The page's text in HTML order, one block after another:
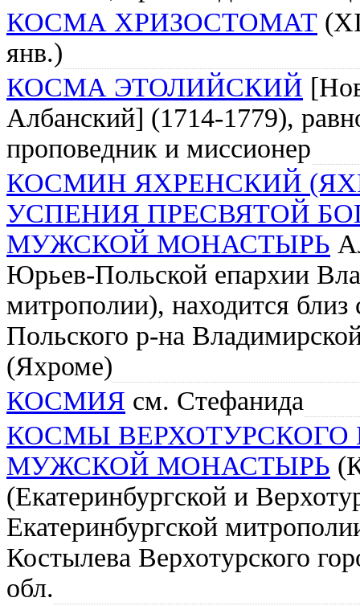
КОСМА ХРИЗОСТОМАТ
янв.)
КОСМА ЭТОЛИЙСКИЙ
Албанский] (1714-1779),
проповедник и миссионер
КОСМИН ЯХРЕНСКИЙ
УСПЕНИЯ ПРЕСВЯТОЙ
МУЖСКОЙ МОНАСТЫРЬ
Юрьев-Польской епархии
митрополии), находится
Польского р-на
(Яхроме)
КОСМИЯ см. Стефанида
КОСМЫ
МУЖСКОЙ МОНАСТЫРЬ
(Екатеринбургской и
Екатеринбургской
Костылева Верхотурского
обл.